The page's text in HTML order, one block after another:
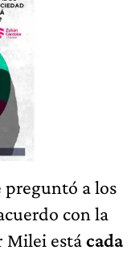
preguntó a los
con la
Milei estácada